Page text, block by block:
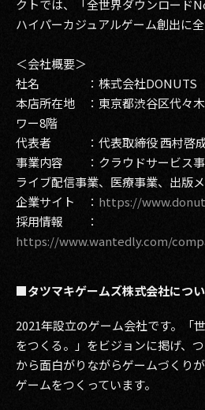
クトでは、「全世界ダウンロード
ハイパーカジュアルゲーム創出に
＜会社概要＞
社名 ：株式会社DONUTS
本店所在地 ：東京都渋谷区代々
ワー8階
代表者 ：代表取締役 西村啓
事業内容 ：クラウドサービス事
ライブ配信事業、医療事業、出版
企業サイト ： https://
採用情報 ：
https://www.wantedly.com/
■タツマキゲームズ株式会社につ
2021年設立のゲーム会社です。「
をつくる。」をビジョンに掲げ、
から面白がりながらゲームづくり
ゲームをつくっています。